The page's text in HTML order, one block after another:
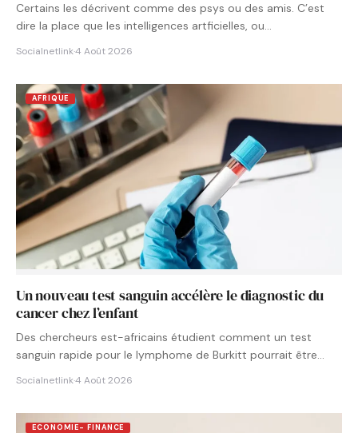
Certains les décrivent comme des psys ou des amis. C’est
dire la place que les intelligences artficielles, ou…
Socialnetlink·4 Août 2026
AFRIQUE
Un nouveau test sanguin accélère le diagnostic du
cancer chez l’enfant
Des chercheurs est-africains étudient comment un test
sanguin rapide pour le lymphome de Burkitt pourrait être
Socialnetlink·4 Août 2026
ECONOMIE- FINANCE